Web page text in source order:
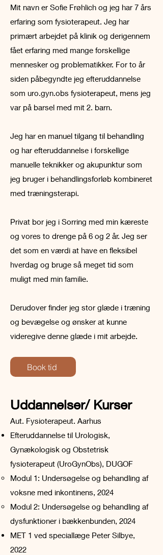
Mit navn er Sofie Frøhlich og jeg har 7 års
erfaring som fysioterapeut. Jeg har
primært arbejdet på klinik og derigennem
fået erfaring med mange forskellige
mennesker og problematikker. For to år
siden påbegyndte jeg efteruddannelse
som uro.gyn.obs fysioterapeut, mens jeg
var på barsel med mit 2. barn.
Jeg har en manuel tilgang til behandling
og har efteruddannelse i forskellige
manuelle teknikker og akupunktur som
jeg bruger i behandlingsforløb kombineret
med træningsterapi.
Privat bor jeg i Sorring med min kæreste
og vores to drenge på 6 og 2 år. Jeg ser
det som en værdi at have en fleksibel
hverdag og bruge så meget tid som
muligt med min familie.
Derudover finder jeg stor glæde i træning
og bevægelse og ønsker at kunne
videregive denne glæde i mit arbejde.
Book tid
Uddannelser/ Kurser
Aut. Fysioterapeut. Aarhus
Efteruddannelse til Urologisk,
Gynækologisk og Obstetrisk
fysioterapeut (UroGynObs), DUGOF
Modul 1: Undersøgelse og behandling af
voksne med inkontinens, 2024
Modul 2: Undersøgelse og behandling af
dysfunktioner i bækkenbunden, 2024
MET 1 ved speciallæge Peter Silbye,
2022